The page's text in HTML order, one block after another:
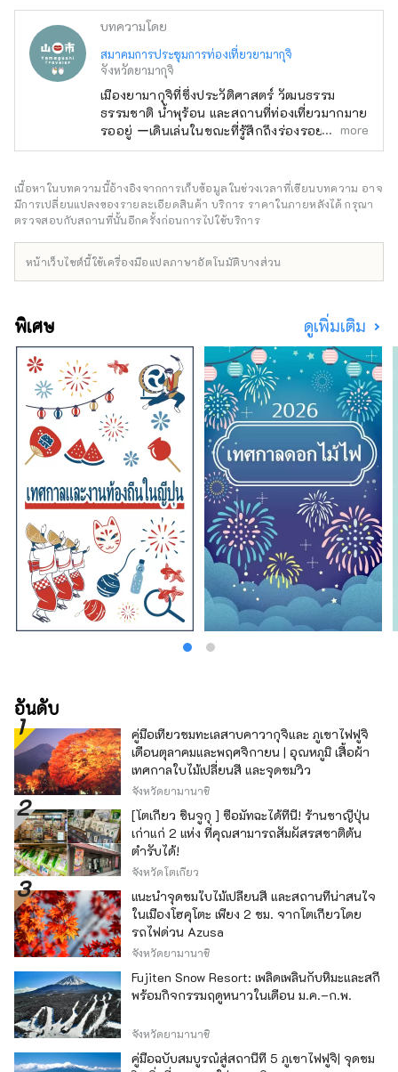
บทความโดย
สมาคมการประชุมการท่องเที่ยวยามากุจิ
จังหวัดยามากุจิ
เมืองยามากุจิที่ซึ่งประวัติศาสตร์ วัฒนธรรม
ธรรมชาติ น้ำพุร้อน และสถานที่ท่องเที่ยวมากมาย
รออยู่ ーเดินเล่นในขณะที่รู้สึกถึงร่องรอยของ
วัฒนธรรม Ouchi ーเดินเล่น Hagi Okan ถนน
Yamaguchi ーเพลิดเพลินกับ Yuda Onsen
เพลิดเพลินไปกับธรรมชาติอันยิ่งใหญ่ของเทือกเขา
Chugoku ทางทิศเหนือและทะเล Seto Inland
ดึงดูด เห็น รู้สึก และสัมผัสกับมัน ไปเที่ยวยามากุจิ
more
เนื้อหาในบทความนี้อ้างอิงจากการเก็บข้อมูลในช่วงเวลาที่เขียนบทความ อาจ
มีการเปลี่ยนแปลงของรายละเอียดสินค้า บริการ ราคาในภายหลังได้ กรุณา
ตรวจสอบกับสถานที่นั้นอีกครั้งก่อนการไปใช้บริการ
หน้าเว็บไซต์นี้ใช้เครื่องมือแปลภาษาอัตโนมัติบางส่วน
พิเศษ ดูเพิ่มเติม
อันดับ
คู่มือเที่ยวชมทะเลสาบคาวากุจิและ ภูเขาไฟฟูจิ
เดือนตุลาคมและพฤศจิกายน | อุณหภูมิ เสื้อผ้า
เทศกาลใบไม้เปลี่ยนสี และจุดชมวิว
จังหวัดยามานาชิ
[โตเกียว ชินจูกุ ] ซื้อมัทฉะได้ที่นี่! ร้านชาญี่ปุ่น
เก่าแก่ 2 แห่ง ที่คุณสามารถสัมผัสรสชาติต้น
ตำรับได้!
จังหวัดโตเกียว
แนะนำจุดชมใบไม้เปลี่ยนสี และสถานที่น่าสนใจ
ในเมืองโฮคุโตะ เพียง 2 ชม. จากโตเกียวโดย
รถไฟด่วน Azusa
จังหวัดยามานาชิ
Fujiten Snow Resort: เพลิดเพลินกับหิมะและสกี
พร้อมกิจกรรมฤดูหนาวในเดือน ม.ค.–ก.พ.
จังหวัดยามานาชิ
คู่มือฉบับสมบูรณ์สู่สถานีที่ 5 ภูเขาไฟฟูจิ| จุดชม